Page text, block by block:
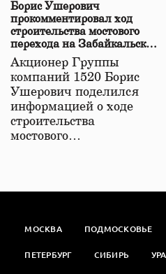
Борис Ушерович
прокомментировал ход
строительства мостового
перехода на Забайкальской
железной дороге
Акционер Группы
компаний 1520 Борис
Ушерович поделился
информацией о ходе
строительства
мостового…
МОСКВА ПОДМОСКОВЬЕ
ПЕТЕРБУРГ СИБИРЬ